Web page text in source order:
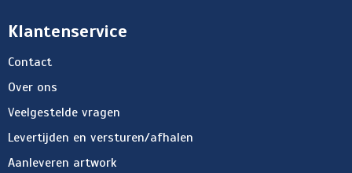
Klantenservice
Contact
Over ons
Veelgestelde vragen
Levertijden en versturen/afhalen
Aanleveren artwork